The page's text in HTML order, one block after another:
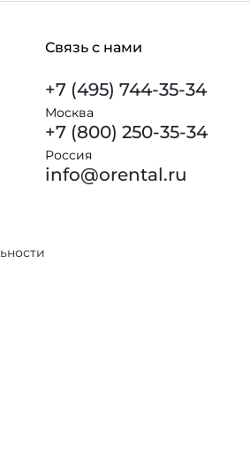
Связь с нами
+7 (495) 744-35-34
Москва
+7 (800) 250-35-34
Россия
info@orental.ru